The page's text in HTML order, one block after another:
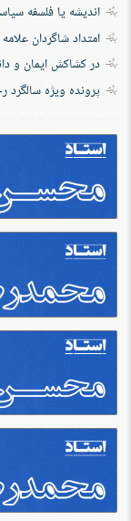
اندیشه یا فلسفه
امتداد شاگردان
در کشاکش ایمان و
پرونده‌ ویژه